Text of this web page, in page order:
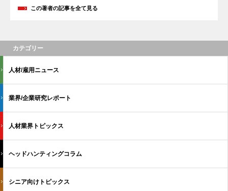
この著者の記事を全て見る
カテゴリー
人材/雇用ニュース
業界/企業研究レポート
人材業界トピックス
ヘッドハンティングコラム
シニア向けトピックス